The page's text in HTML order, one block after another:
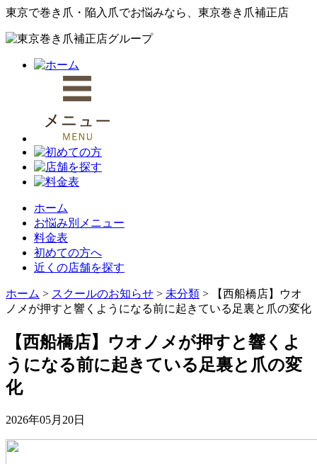
東京で巻き爪・陥入爪でお悩みなら、東京巻き爪補正店
ホーム
お悩み別メニュー
料金表
初めての方へ
近くの店舗を探す
ホーム > スクールのお知らせ > 未分類 >
【西船橋店】ウオ
ノメが押すと響くようになる前に起きている足裏と爪の変化
【西船橋店】ウオノメが押すと響くよ
うになる前に起きている足裏と爪の変
化
2026年05月20日